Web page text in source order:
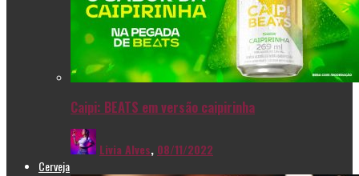
Caipi: BEATS em versão caipirinha
Livia Alves, 08/11/2022
Cerveja